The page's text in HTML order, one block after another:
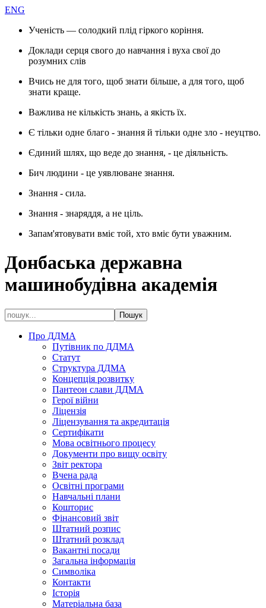
ENG
Ученість — солодкий плід гіркого коріння.
Доклади серця свого до навчання і вуха свої до
розумних слів
Вчись не для того, щоб знати більше, а для того, щоб
знати краще.
Важлива не кількість знань, а якість їх.
Є тільки одне благо - знання й тільки одне зло - неуцтво.
Єдиний шлях, що веде до знання, - це діяльність.
Бич людини - це уявлюване знання.
Знання - сила.
Знання - знаряддя, а не ціль.
Запам'ятовувати вміє той, хто вміє бути уважним.
Донбаська державна
машинобудівна академія
Про ДДМА
Путівник по ДДМА
Статут
Структура ДДМА
Концепція розвитку
Пантеон слави ДДМА
Герої війни
Ліцензія
Ліцензування та акредитація
Сертифікати
Мова освітнього процесу
Документи про вищу освіту
Звіт ректора
Вчена рада
Освітні програми
Навчальні плани
Кошторис
Фінансовий звіт
Штатний розпис
Штатний розклад
Вакантні посади
Загальна інформація
Символіка
Контакти
Історія
Матеріальна база